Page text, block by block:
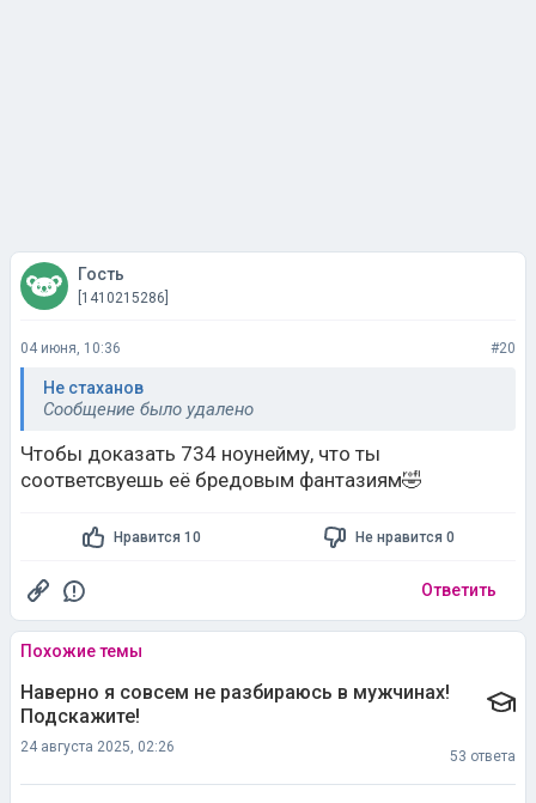
Гость
[1410215286]
04 июня, 10:36 #20
Не стаханов
Сообщение было удалено
Чтобы доказать 734 ноунейму, что ты
соответсвуешь её бредовым фантазиям🤣
Нравится 10 Не нравится 0
Ответить
Похожие темы
Наверно я совсем не разбираюсь в мужчинах!
Подскажите!
24 августа 2025, 02:26
53 ответа